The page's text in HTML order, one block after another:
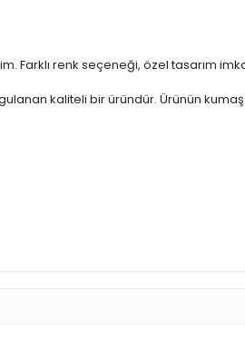
Farklı renk seçeneği, özel tasarım
kaliteli bir üründür. Ürünün kumaş